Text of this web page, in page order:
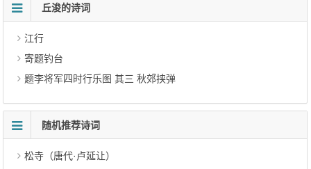
丘浚的诗词
江行
寄题钓台
题李将军四时行乐图 其三 秋郊挟弹
随机推荐诗词
松寺（唐代·卢延让）